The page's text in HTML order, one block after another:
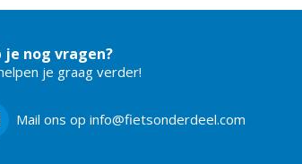
je nog vragen?
je graag verder!
Mail ons op info@fietsonderdeel.com